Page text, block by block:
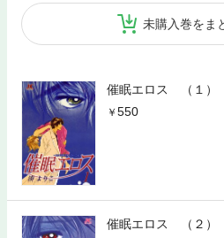
未購入巻をま
催眠エロス （１）
550
催眠エロス （２）